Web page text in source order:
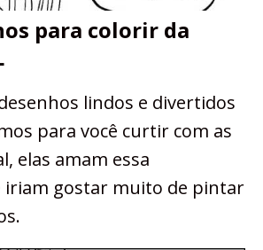
para colorir da
lindos e divertidos
para você curtir com as
elas amam essa
iriam gostar muito de pintar